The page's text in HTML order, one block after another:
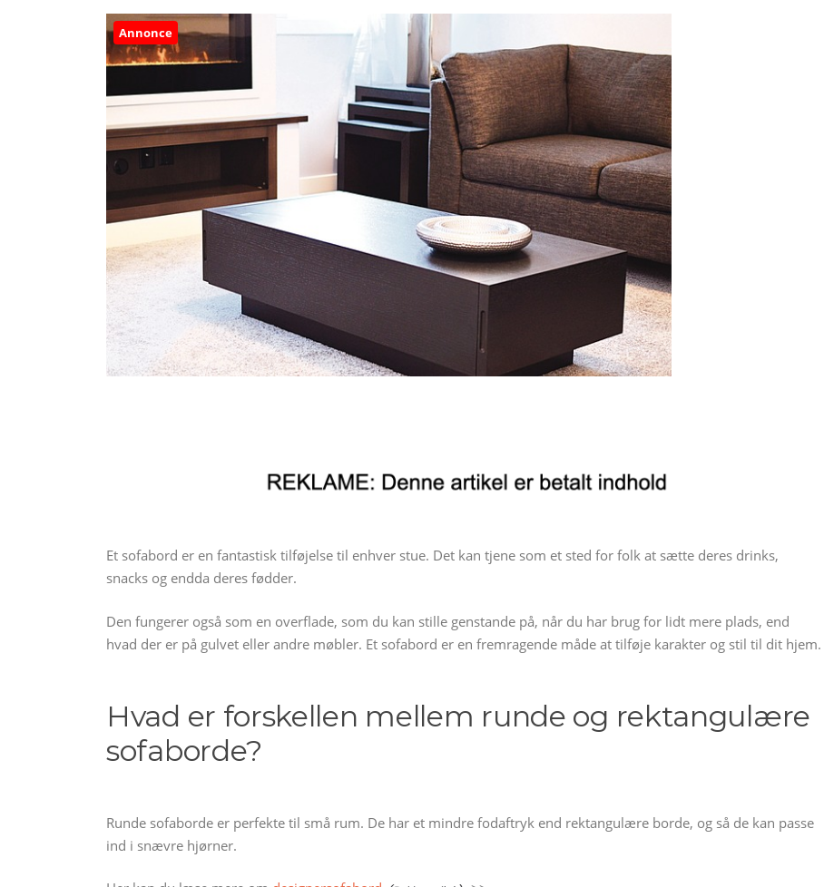
Annonce
Et sofabord er en fantastisk tilføjelse til enhver stue. Det kan tjene som et sted for folk at sætte deres drinks,
snacks og endda deres fødder.
Den fungerer også som en overflade, som du kan stille genstande på, når du har brug for lidt mere plads, end
hvad der er på gulvet eller andre møbler. Et sofabord er en fremragende måde at tilføje karakter og stil til dit hjem.
Hvad er forskellen mellem runde og rektangulære
sofaborde?
Runde sofaborde er perfekte til små rum. De har et mindre fodaftryk end rektangulære borde, og så de kan passe
ind i snævre hjørner.